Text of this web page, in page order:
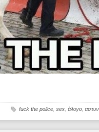
fuck the police sex άλογο